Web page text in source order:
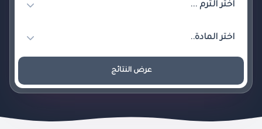
عرض النتائج